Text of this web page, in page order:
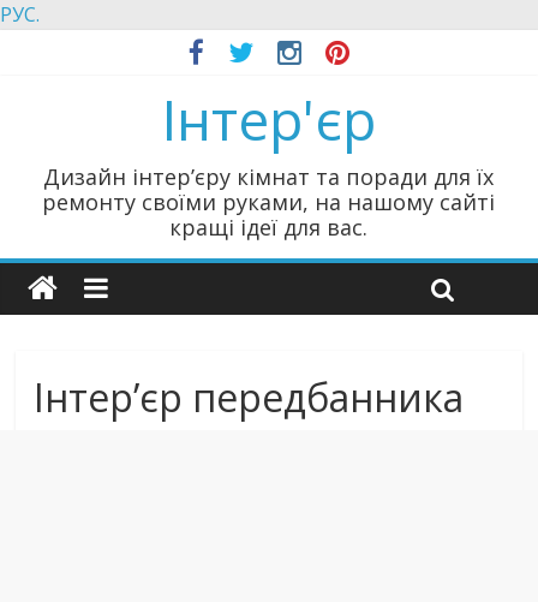
РУС.
Інтер'єр
Дизайн інтер’єру кімнат та поради для їх
ремонту своїми руками, на нашому сайті
кращі ідеї для вас.
Інтер’єр передбанника